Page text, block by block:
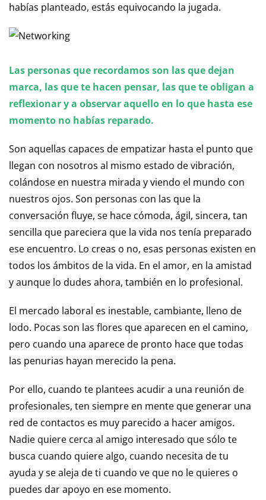
habías planteado, estás equivocando la jugada.
Las personas que recordamos son las que dejan
marca, las que te hacen pensar, las que te obligan a
reflexionar y a observar aquello en lo que hasta ese
momento no habías reparado.
Son aquellas capaces de empatizar hasta el punto que
llegan con nosotros al mismo estado de vibración,
colándose en nuestra mirada y viendo el mundo con
nuestros ojos. Son personas con las que la
conversación fluye, se hace cómoda, ágil, sincera, tan
sencilla que pareciera que la vida nos tenía preparado
ese encuentro. Lo creas o no, esas personas existen en
todos los ámbitos de la vida. En el amor, en la amistad
y aunque lo dudes ahora, también en lo profesional.
El mercado laboral es inestable, cambiante, lleno de
lodo. Pocas son las flores que aparecen en el camino,
pero cuando una aparece de pronto hace que todas
las penurias hayan merecido la pena.
Por ello, cuando te plantees acudir a una reunión de
profesionales, ten siempre en mente que generar una
red de contactos es muy parecido a hacer amigos.
Nadie quiere cerca al amigo interesado que sólo te
busca cuando quiere algo, cuando necesita de tu
ayuda y se aleja de ti cuando ve que no le quieres o
puedes dar apoyo en ese momento.